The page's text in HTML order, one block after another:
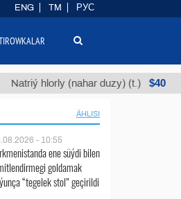
(nahar duzy) (t.) $40
ÄHLISI
- 10:55
ene süýdi bilen
goldamak
“tegelek stol” geçirildi
ENG TM РУС